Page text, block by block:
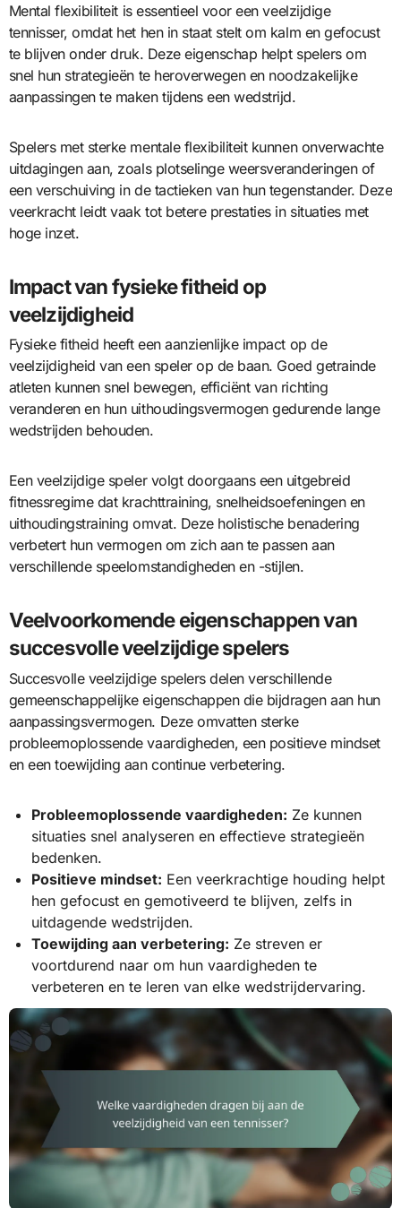
Mental flexibiliteit is essentieel voor een veelzijdige
tennisser, omdat het hen in staat stelt om kalm en gefocust
te blijven onder druk. Deze eigenschap helpt spelers om
snel hun strategieën te heroverwegen en noodzakelijke
aanpassingen te maken tijdens een wedstrijd.
Spelers met sterke mentale flexibiliteit kunnen onverwachte
uitdagingen aan, zoals plotselinge weersveranderingen of
een verschuiving in de tactieken van hun tegenstander. Deze
veerkracht leidt vaak tot betere prestaties in situaties met
hoge inzet.
Impact van fysieke fitheid op
veelzijdigheid
Fysieke fitheid heeft een aanzienlijke impact op de
veelzijdigheid van een speler op de baan. Goed getrainde
atleten kunnen snel bewegen, efficiënt van richting
veranderen en hun uithoudingsvermogen gedurende lange
wedstrijden behouden.
Een veelzijdige speler volgt doorgaans een uitgebreid
fitnessregime dat krachttraining, snelheidsoefeningen en
uithoudingstraining omvat. Deze holistische benadering
verbetert hun vermogen om zich aan te passen aan
verschillende speelomstandigheden en -stijlen.
Veelvoorkomende eigenschappen van
succesvolle veelzijdige spelers
Succesvolle veelzijdige spelers delen verschillende
gemeenschappelijke eigenschappen die bijdragen aan hun
aanpassingsvermogen. Deze omvatten sterke
probleemoplossende vaardigheden, een positieve mindset
en een toewijding aan continue verbetering.
Probleemoplossende vaardigheden: Ze kunnen
situaties snel analyseren en effectieve strategieën
bedenken.
Positieve mindset: Een veerkrachtige houding helpt
hen gefocust en gemotiveerd te blijven, zelfs in
uitdagende wedstrijden.
Toewijding aan verbetering: Ze streven er
voortdurend naar om hun vaardigheden te
verbeteren en te leren van elke wedstrijdervaring.